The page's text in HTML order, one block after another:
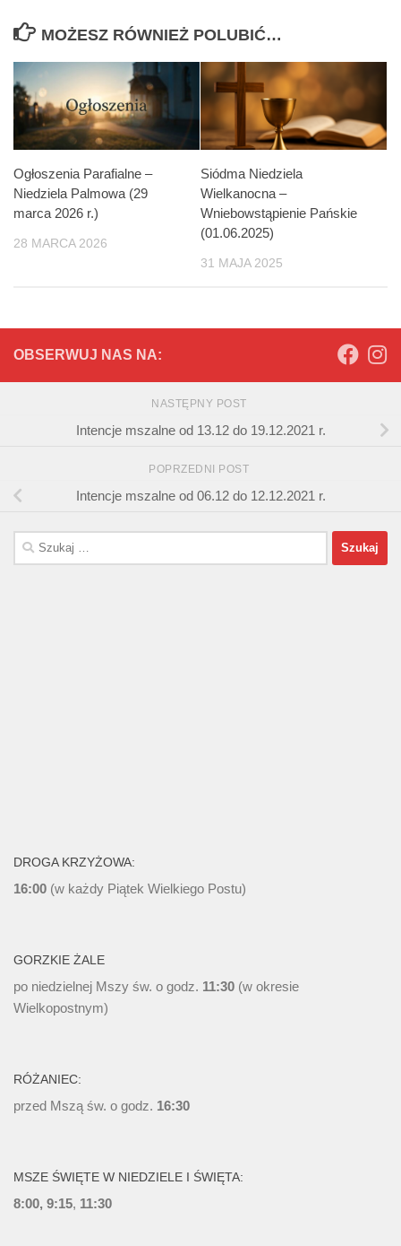
MOŻESZ RÓWNIEŻ POLUBIĆ…
Ogłoszenia Parafialne –
Niedziela Palmowa (29
marca 2026 r.)
28 MARCA 2026
Siódma Niedziela
Wielkanocna –
Wniebowstąpienie Pańskie
(01.06.2025)
31 MAJA 2025
OBSERWUJ NAS NA:
NASTĘPNY POST
Intencje mszalne od 13.12 do 19.12.2021 r.
POPRZEDNI POST
Intencje mszalne od 06.12 do 12.12.2021 r.
Szukaj:
DROGA KRZYŻOWA:
16:00 (w każdy Piątek Wielkiego Postu)
GORZKIE ŻALE
po niedzielnej Mszy św. o godz. 11:30 (w okresie
Wielkopostnym)
RÓŻANIEC:
przed Mszą św. o godz. 16:30
MSZE ŚWIĘTE W NIEDZIELE I ŚWIĘTA:
8:00, 9:15, 11:30